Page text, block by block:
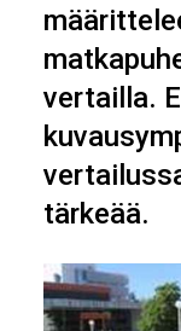
vertailla.
tärkeää.